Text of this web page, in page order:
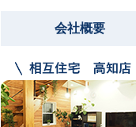
会社概要